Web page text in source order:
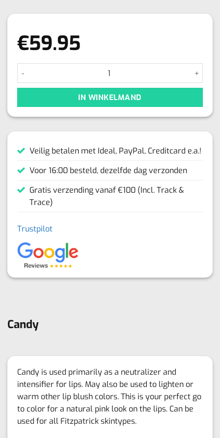
Candy
€59.95
IN WINKELMAND
Veilig betalen met Ideal, PayPal, Creditcard e.a.!
Voor 16:00 besteld, dezelfde dag verzonden
Gratis verzending vanaf €100 (Incl. Track &
Trace)
Trustpilot
Candy is used primarily as a neutralizer and
intensifier for lips. May also be used to lighten or
warm other lip blush colors. This is your perfect go
to color for a natural pink look on the lips. Can be
used for all Fitzpatrick skintypes.